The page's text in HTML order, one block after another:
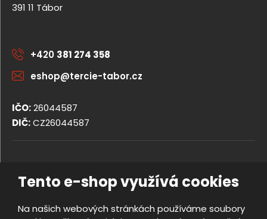
Tento e-shop využívá cookies
Na našich webových stránkách používáme soubory
391 11 Tábor
+420 381 274 358
eshop@tercie-tabor.cz
IČO:26044587
DIČ:CZ26044587
Obchodní podmínky
Prohlášení o přístupnosti